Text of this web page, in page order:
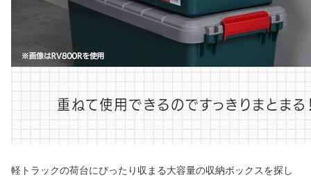
軽トラックの荷台にぴったり収まる大容量の収納ボックスを探し